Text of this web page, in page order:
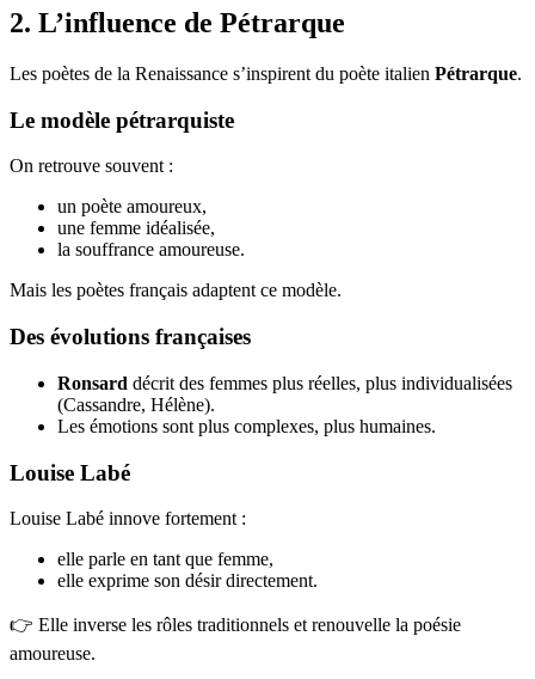
2. L’influence de Pétrarque
Les poètes de la Renaissance s’inspirent du poète italien Pétrarque.
Le modèle pétrarquiste
On retrouve souvent :
un poète amoureux,
une femme idéalisée,
la souffrance amoureuse.
Mais les poètes français adaptent ce modèle.
Des évolutions françaises
Ronsard décrit des femmes plus réelles, plus individualisées
(Cassandre, Hélène).
Les émotions sont plus complexes, plus humaines.
Louise Labé
Louise Labé innove fortement :
elle parle en tant que femme,
elle exprime son désir directement.
👉 Elle inverse les rôles traditionnels et renouvelle la poésie
amoureuse.